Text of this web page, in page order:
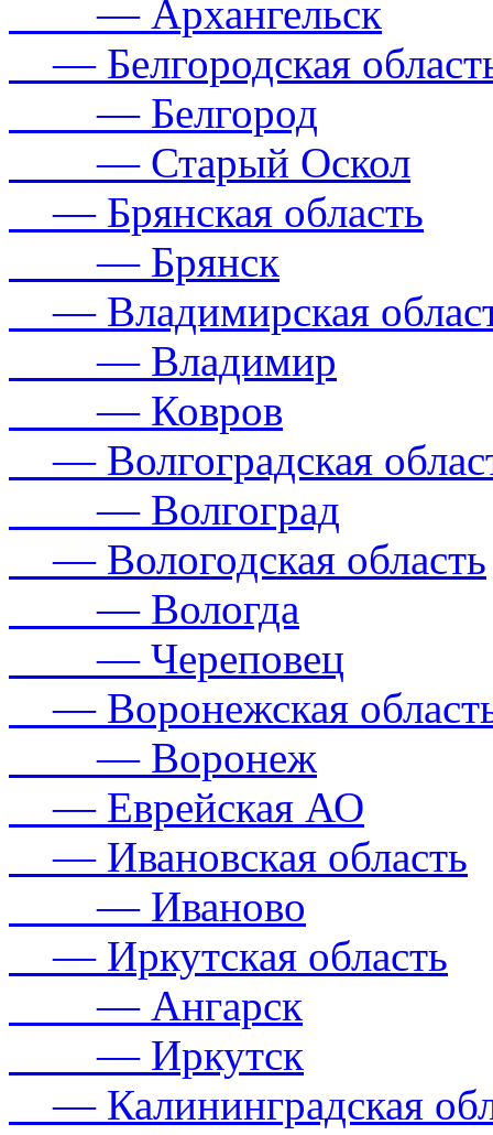
— Архангельск
— Белгородская
— Белгород
— Старый Оскол
— Брянская область
— Брянск
— Владимирская
— Владимир
— Ковров
— Волгоградская
— Волгоград
— Вологодская область
— Вологда
— Череповец
— Воронежская
— Воронеж
— Еврейская АО
— Ивановская область
— Иваново
— Иркутская область
— Ангарск
— Иркутск
— Калининградская